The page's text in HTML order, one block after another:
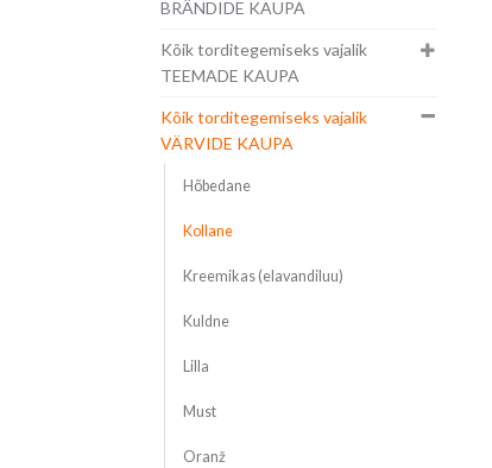
BRÄNDIDE KAUPA
Kõik torditegemiseks vajalik
TEEMADE KAUPA
Kõik torditegemiseks vajalik
VÄRVIDE KAUPA
Hõbedane
Kollane
Kreemikas (elavandiluu)
Kuldne
Lilla
Must
Oranž